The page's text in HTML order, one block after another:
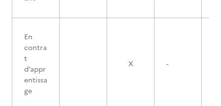
En
contra
t
d’appr
entissa
ge
X -